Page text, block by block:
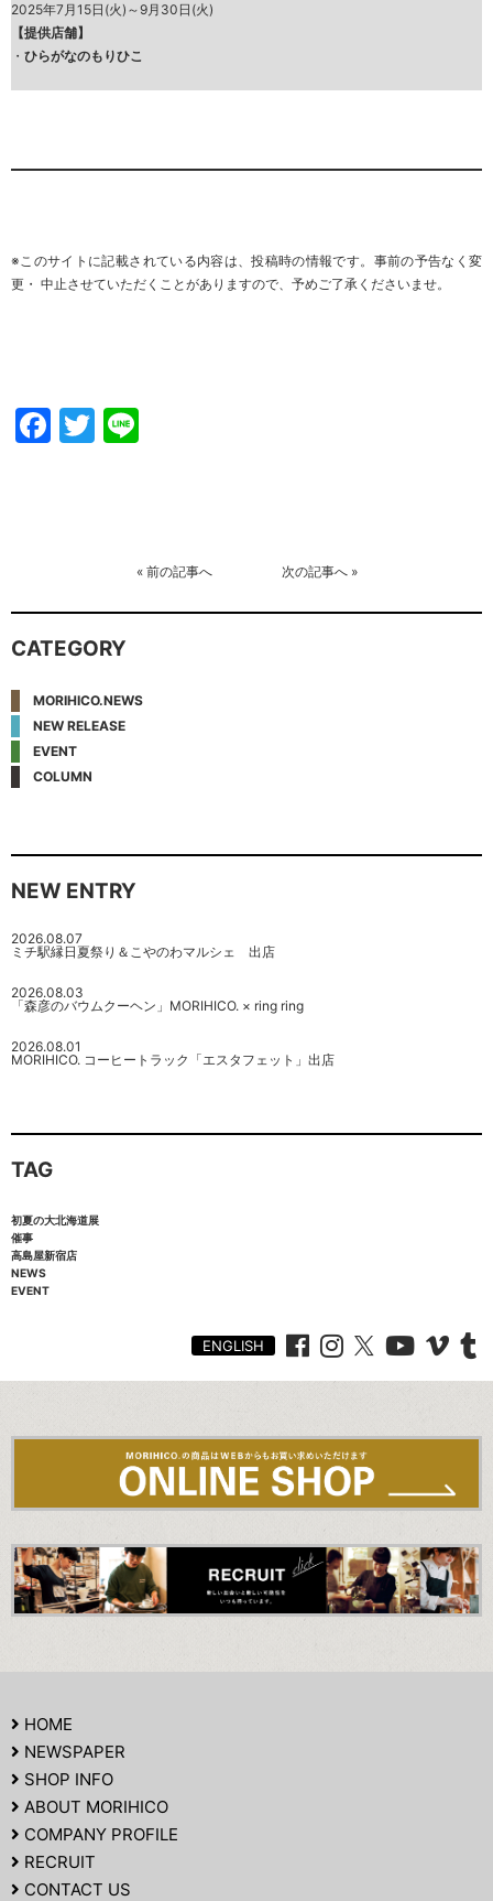
2025年7月15日(火)～9月30日(火)
【提供店舗】
・ ひらがなのもりひこ
※このサイトに記載されている内容は、投稿時の情報です。事前の予告なく変
更・ 中止させていただくことがありますので、予めご了承くださいませ。
Facebook
Twitter
« 前の記事へ 次の記事へ»
CATEGORY
MORIHICO.NEWS
NEW RELEASE
EVENT
COLUMN
NEW ENTRY
2026.08.07
ミチ駅縁日夏祭り＆こやのわマルシェ 出店
2026.08.03
「森彦のバウムクーヘン」MORIHICO. × ring ring
2026.08.01
MORIHICO. コーヒートラック「エスタフェット」出店
TAG
初夏の大北海道展
催事
高島屋新宿店
NEWS
EVENT
ENGLISH
HOME
NEWSPAPER
SHOP INFO
ABOUT MORIHICO
COMPANY PROFILE
RECRUIT
CONTACT US